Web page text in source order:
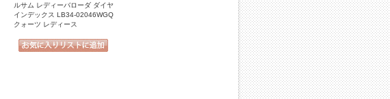
ルサム レディーバローダ ダイヤ
インデックス LB34-02046WGQ
クォーツ レディース